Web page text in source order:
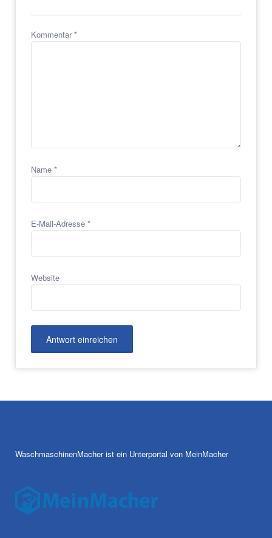
Kommentar*
Name *
E-Mail-Adresse *
Website
WaschmaschinenMacher ist ein Unterportal von MeinMacher